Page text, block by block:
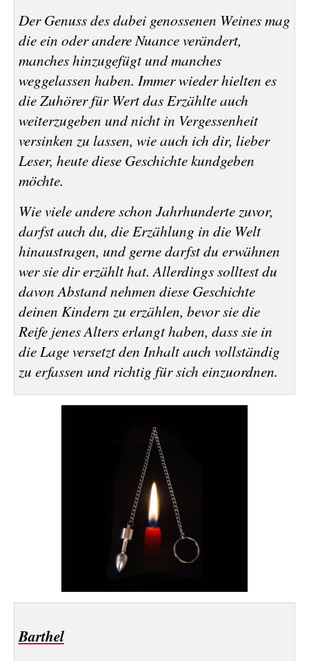
Der Genuss des dabei genossenen Weines mag
die ein oder andere Nuance verändert,
manches hinzugefügt und manches
weggelassen haben. Immer wieder hielten es
die Zuhörer für Wert das Erzählte auch
weiterzugeben und nicht in Vergessenheit
versinken zu lassen, wie auch ich dir, lieber
Leser, heute diese Geschichte kundgeben
möchte.
Wie viele andere schon Jahrhunderte zuvor,
darfst auch du, die Erzählung in die Welt
hinaustragen, und gerne darfst du erwähnen
wer sie dir erzählt hat. Allerdings solltest du
davon Abstand nehmen diese Geschichte
deinen Kindern zu erzählen, bevor sie die
Reife jenes Alters erlangt haben, dass sie in
die Lage versetzt den Inhalt auch vollständig
zu erfassen und richtig für sich einzuordnen.
Barthel